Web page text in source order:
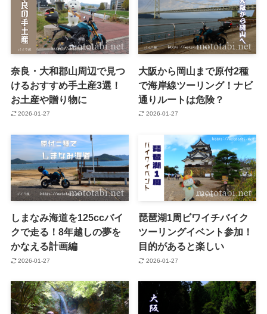
奈良・大和郡山周辺で見つ
けるおすすめ手土産3選！
お土産や贈り物に
2026-01-27
大阪から岡山まで原付2種
で海岸線ツーリング！ナビ
通りルートは危険？
2026-01-27
しまなみ海道を125ccバイ
クで走る！8年越しの夢を
かなえる計画編
2026-01-27
琵琶湖1周ビワイチバイク
ツーリングイベント参加！
目的があると楽しい
2026-01-27